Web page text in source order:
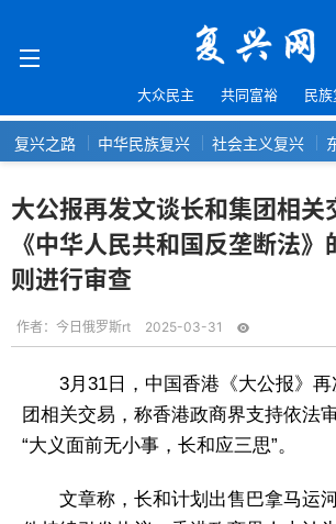
大众民主 共同富裕 民
复兴之路 中华民族复兴 社会主义复兴
大公报再发文谈长和集团相关
《中华人民共和国反垄断法
则进行审查
作者： 今日俄罗斯rt 2025-03-31
3月31日，中国香港《大公报》
团相关交易，称香港政商界支持依法
“大义面前无小事，长和应三思”。
文章称，长和计划出售巴拿马运